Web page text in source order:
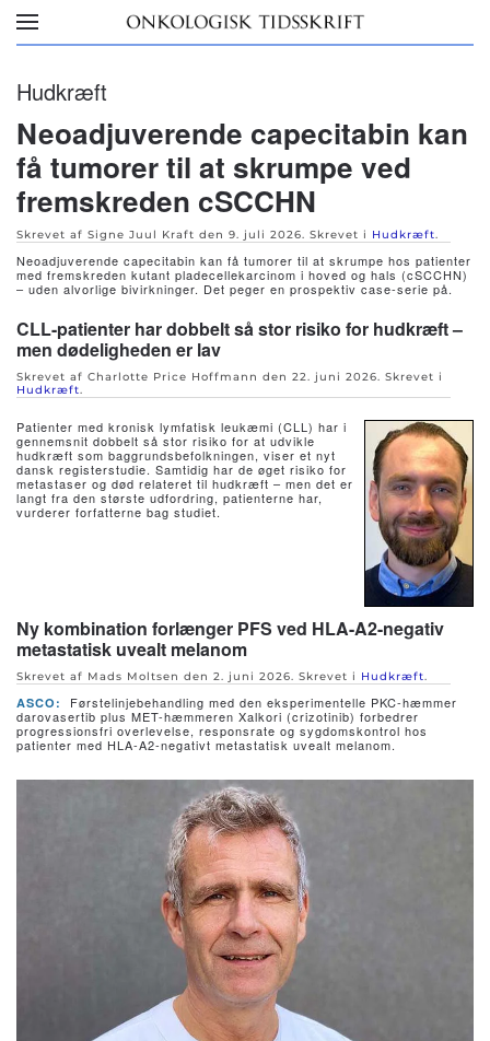
Skip to main content
Hudkræft
Neoadjuverende capecitabin kan
få tumorer til at skrumpe ved
fremskreden cSCCHN
Skrevet af Signe Juul Kraft den 9. juli 2026. Skrevet i Hudkræft.
Neoadjuverende capecitabin kan få tumorer til at skrumpe hos patienter
med fremskreden kutant pladecellekarcinom i hoved og hals (cSCCHN)
– uden alvorlige bivirkninger. Det peger en prospektiv case-serie på.
CLL-patienter har dobbelt så stor risiko for hudkræft –
men dødeligheden er lav
Skrevet af Charlotte Price Hoffmann den 22. juni 2026. Skrevet i
Hudkræft.
Patienter med kronisk lymfatisk leukæmi (CLL) har i
gennemsnit dobbelt så stor risiko for at udvikle
hudkræft som baggrundsbefolkningen, viser et nyt
dansk registerstudie. Samtidig har de øget risiko for
metastaser og død relateret til hudkræft – men det er
langt fra den største udfordring, patienterne har,
vurderer forfatterne bag studiet.
Ny kombination forlænger PFS ved HLA-A2-negativ
metastatisk uvealt melanom
Skrevet af Mads Moltsen den 2. juni 2026. Skrevet i Hudkræft.
ASCO:
Førstelinjebehandling med den eksperimentelle PKC-hæmmer
darovasertib plus MET-hæmmeren Xalkori (crizotinib) forbedrer
progressionsfri overlevelse, responsrate og sygdomskontrol hos
patienter med HLA-A2-negativt metastatisk uvealt melanom.